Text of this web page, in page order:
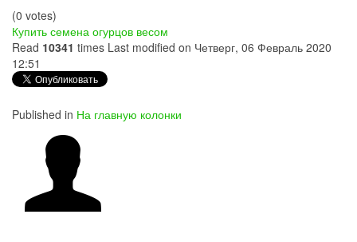
(0 votes)
Купить семена огурцов весом
Read 10341 times Last modified on Четверг, 06 Февраль 2020
12:51
Published in На главную колонки